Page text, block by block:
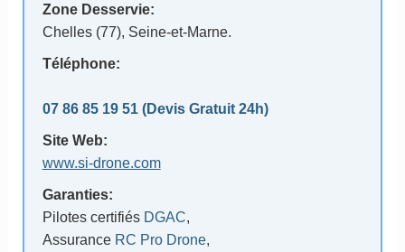
Zone Desservie:
Chelles (77), Seine-et-Marne.
Téléphone:
07 86 85 19 51(Devis Gratuit 24h)
Site Web:
www.si-drone.com
Garanties:
Pilotes certifiés DGAC,
Assurance RC Pro Drone,